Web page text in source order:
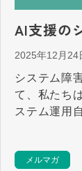
AI支援の
2025年12月24
システム障
て、私たち
ステム運用
メルマガ